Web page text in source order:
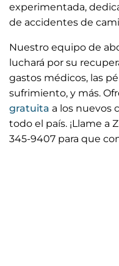
experimentada,
de accidentes de
Nuestro equipo de
luchará por su
gastos médicos, las
sufrimiento, y más.
gratuita a los nuevos
todo el país. ¡Llame a
345-9407 para que